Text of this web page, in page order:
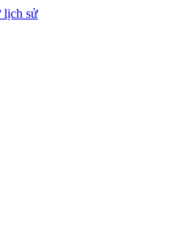
lịch sử